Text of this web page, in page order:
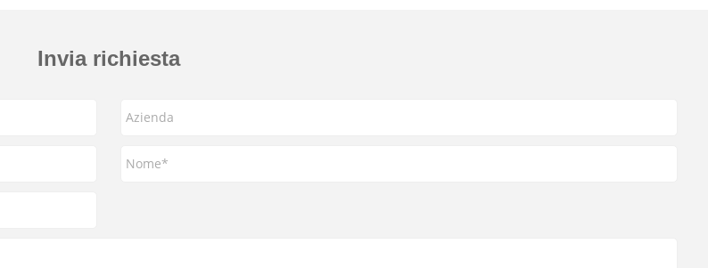
Invia richiesta